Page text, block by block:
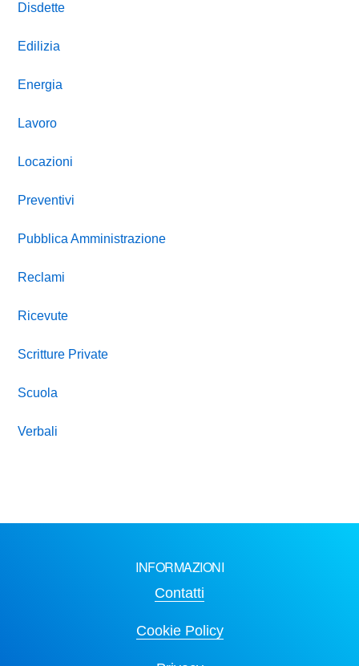
Disdette
Edilizia
Energia
Lavoro
Locazioni
Preventivi
Pubblica Amministrazione
Reclami
Ricevute
Scritture Private
Scuola
Verbali
INFORMAZIONI
Contatti
Cookie Policy